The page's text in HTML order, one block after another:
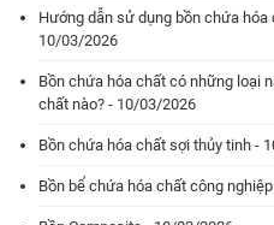
Hướng dẫn sử dụng bồn chứa
10/03/2026
Bồn chứa hóa chất có những loại
chất nào? - 10/03/2026
Bồn chứa hóa chất sợi thủy tinh -
Bồn bể chứa hóa chất công